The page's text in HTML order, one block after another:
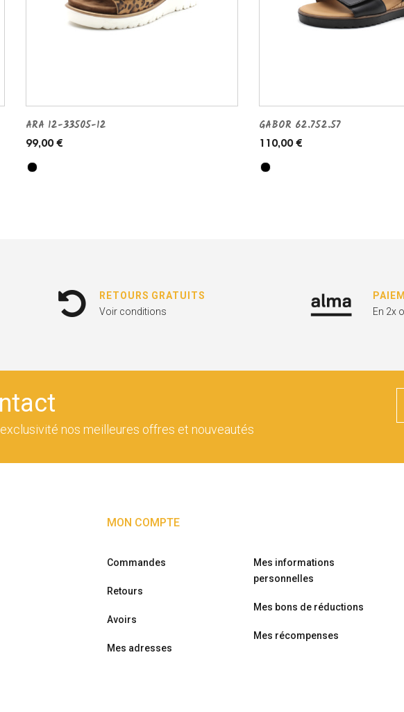
ARA 12-33505-12
99,00 €
GABOR 62.752.57
110,00 €
RETOURS GRATUITS
Voir conditions
En 2x
nos meilleures offres et nouveautés
MON COMPTE
Commandes
Retours
Avoirs
Mes adresses
Mes informations
personnelles
Mes bons de réductions
Mes récompenses